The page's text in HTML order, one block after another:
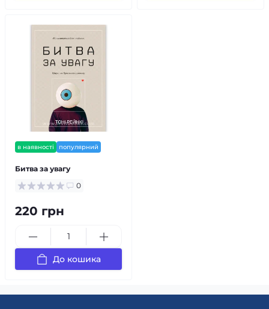
в наявності популярний
Битва за увагу
0
220 грн
До кошика